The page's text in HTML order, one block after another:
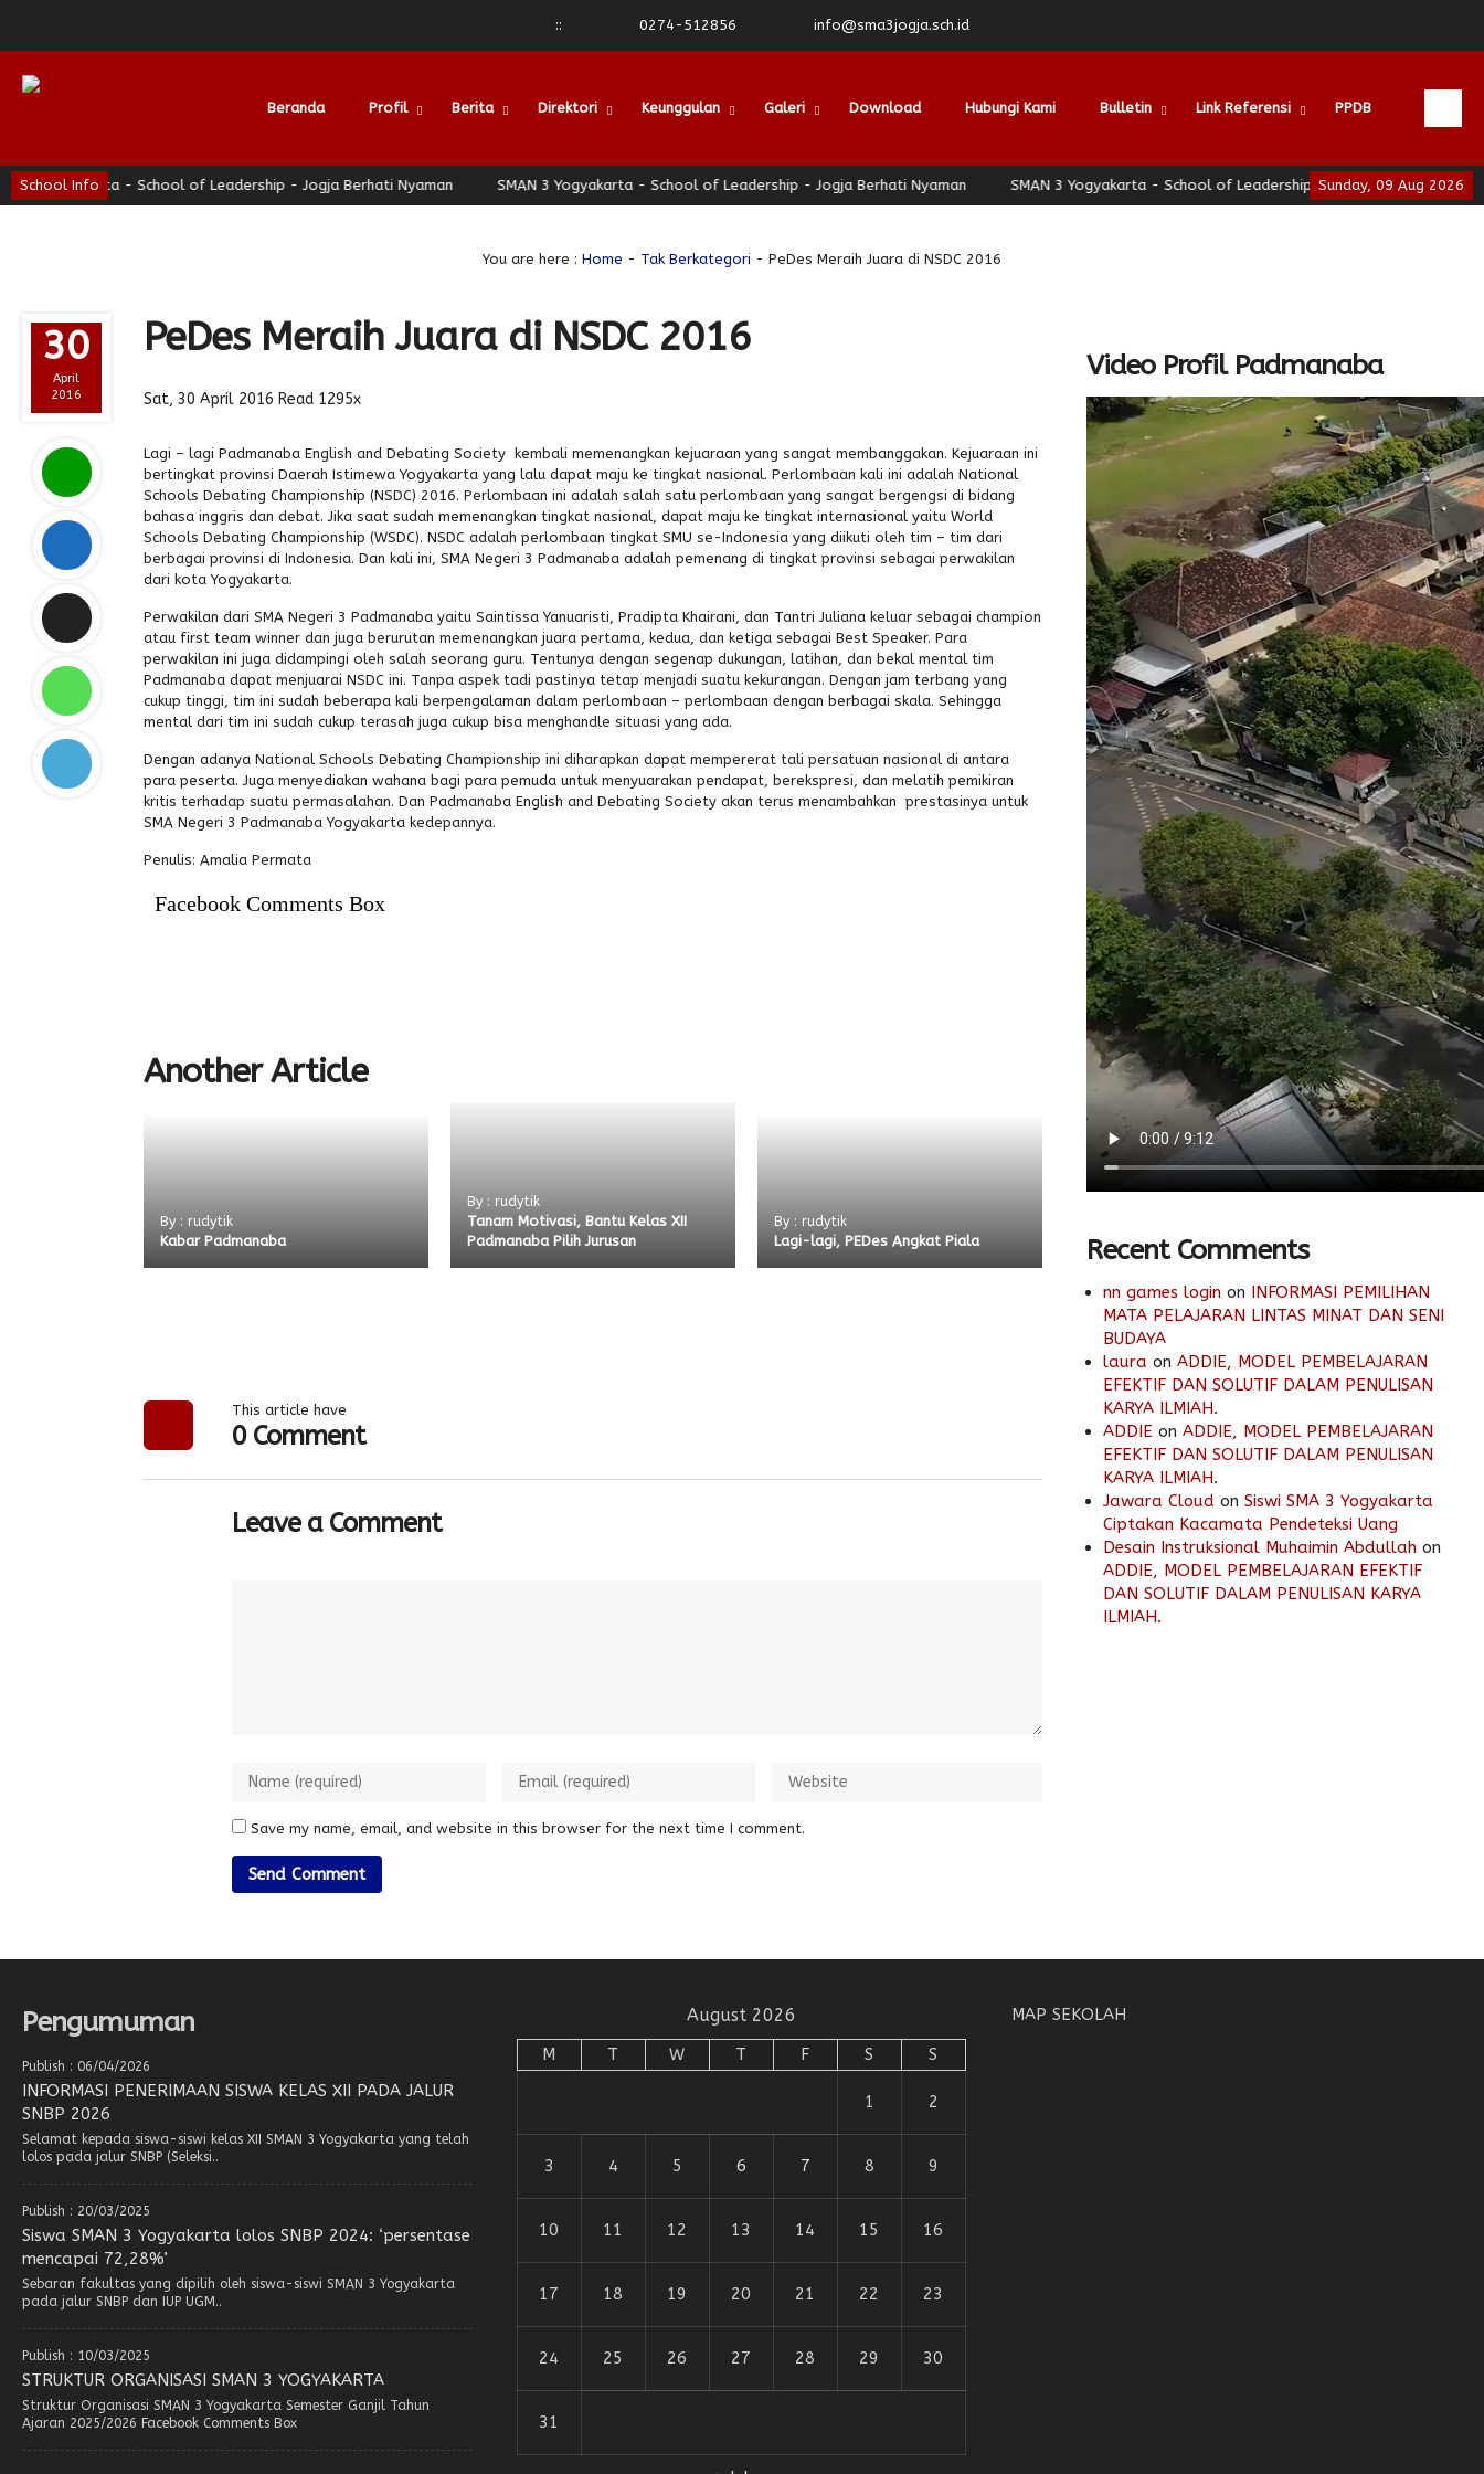
:: 0274-512856 info@sma3jogja.sch.id
Beranda Profil Berita Direktori Keunggulan Galeri Download Hubungi Kami Bulletin Link Referensi PPDB
School Info Sunday, 09 Aug 2026
- School of Leadership - Jogja Berhati Nyaman SMAN 3 Yogyakarta - School of Leadership - Jogja Berhati Nyaman SMAN 3 Yogyakarta - School of Leadership - Jogja Berhati Nyaman
You are here : Home - Tak Berkategori - PeDes Meraih Juara di NSDC 2016
30
April
2016
PeDes Meraih Juara di NSDC 2016
Sat, 30 April 2016 Read 1295x
Lagi – lagi Padmanaba English and Debating Society kembali memenangkan kejuaraan yang sangat membanggakan. Kejuaraan ini
bertingkat provinsi Daerah Istimewa Yogyakarta yang lalu dapat maju ke tingkat nasional. Perlombaan kali ini adalah National
Schools Debating Championship (NSDC) 2016. Perlombaan ini adalah salah satu perlombaan yang sangat bergengsi di bidang
bahasa inggris dan debat. Jika saat sudah memenangkan tingkat nasional, dapat maju ke tingkat internasional yaitu World
Schools Debating Championship (WSDC). NSDC adalah perlombaan tingkat SMU se-Indonesia yang diikuti oleh tim – tim dari
berbagai provinsi di Indonesia. Dan kali ini, SMA Negeri 3 Padmanaba adalah pemenang di tingkat provinsi sebagai perwakilan
dari kota Yogyakarta.
Perwakilan dari SMA Negeri 3 Padmanaba yaitu Saintissa Yanuaristi, Pradipta Khairani, dan Tantri Juliana keluar sebagai champion
atau first team winner dan juga berurutan memenangkan juara pertama, kedua, dan ketiga sebagai Best Speaker. Para
perwakilan ini juga didampingi oleh salah seorang guru. Tentunya dengan segenap dukungan, latihan, dan bekal mental tim
Padmanaba dapat menjuarai NSDC ini. Tanpa aspek tadi pastinya tetap menjadi suatu kekurangan. Dengan jam terbang yang
cukup tinggi, tim ini sudah beberapa kali berpengalaman dalam perlombaan – perlombaan dengan berbagai skala. Sehingga
mental dari tim ini sudah cukup terasah juga cukup bisa menghandle situasi yang ada.
Dengan adanya National Schools Debating Championship ini diharapkan dapat mempererat tali persatuan nasional di antara
para peserta. Juga menyediakan wahana bagi para pemuda untuk menyuarakan pendapat, berekspresi, dan melatih pemikiran
kritis terhadap suatu permasalahan. Dan Padmanaba English and Debating Society akan terus menambahkan prestasinya untuk
SMA Negeri 3 Padmanaba Yogyakarta kedepannya.
Penulis: Amalia Permata
Facebook Comments Box
Another Article
By : rudytik
Kabar Padmanaba
By : rudytik
Tanam Motivasi, Bantu Kelas XII
Padmanaba Pilih Jurusan
By : rudytik
Lagi-lagi, PEDes Angkat Piala
This article have
0 Comment
Leave a Comment
Save my name, email, and website in this browser for the next time I comment.
Video Profil Padmanaba
Recent Comments
nn games login on INFORMASI PEMILIHAN
MATA PELAJARAN LINTAS MINAT DAN SENI
BUDAYA
laura on ADDIE, MODEL PEMBELAJARAN
EFEKTIF DAN SOLUTIF DALAM PENULISAN
KARYA ILMIAH.
ADDIE on ADDIE, MODEL PEMBELAJARAN
EFEKTIF DAN SOLUTIF DALAM PENULISAN
KARYA ILMIAH.
Jawara Cloud on Siswi SMA 3 Yogyakarta
Ciptakan Kacamata Pendeteksi Uang
Desain Instruksional Muhaimin Abdullah on
ADDIE, MODEL PEMBELAJARAN EFEKTIF
DAN SOLUTIF DALAM PENULISAN KARYA
ILMIAH.
Pengumuman
Publish : 06/04/2026
INFORMASI PENERIMAAN SISWA KELAS XII PADA JALUR
SNBP 2026
Selamat kepada siswa-siswi kelas XII SMAN 3 Yogyakarta yang telah
lolos pada jalur SNBP (Seleksi..
Publish : 20/03/2025
Siswa SMAN 3 Yogyakarta lolos SNBP 2024: ‘persentase
mencapai 72,28%’
Sebaran fakultas yang dipilih oleh siswa-siswi SMAN 3 Yogyakarta
pada jalur SNBP dan IUP UGM..
Publish : 10/03/2025
STRUKTUR ORGANISASI SMAN 3 YOGYAKARTA
Struktur Organisasi SMAN 3 Yogyakarta Semester Ganjil Tahun
Ajaran 2025/2026 Facebook Comments Box
August 2026
M T W T F S S
1 2
3 4 5 6 7 8 9
10 11 12 13 14 15 16
17 18 19 20 21 22 23
24 25 26 27 28 29 30
31
MAP SEKOLAH